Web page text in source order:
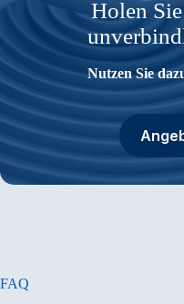
Holen
Nutzen Sie
FAQ